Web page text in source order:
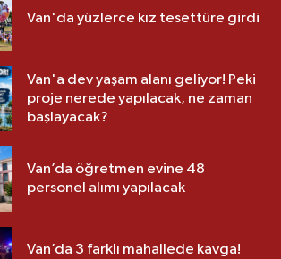
Van'da yüzlerce kız tesettüre girdi
Van'a dev yaşam alanı geliyor! Peki
proje nerede yapılacak, ne zaman
başlayacak?
Van’da öğretmen evine 48
personel alımı yapılacak
Van’da 3 farklı mahallede kavga!